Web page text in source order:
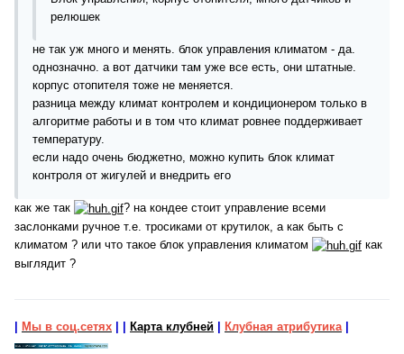
релюшек
не так уж много и менять. блок управления климатом - да.
однозначно. а вот датчики там уже все есть, они штатные.
корпус отопителя тоже не меняется.
разница между климат контролем и кондиционером только в
алгоритме работы и в том что климат ровнее поддерживает
температуру.
если надо очень бюджетно, можно купить блок климат
контроля от жигулей и внедрить его
как же так
? на кондее стоит управление всеми
заслонками ручное т.е. тросиками от крутилок, а как быть с
климатом ? или что такое блок управления климатом
как
выглядит ?
Мы в соц.сетях Карта клубней Клубная атрибутика|